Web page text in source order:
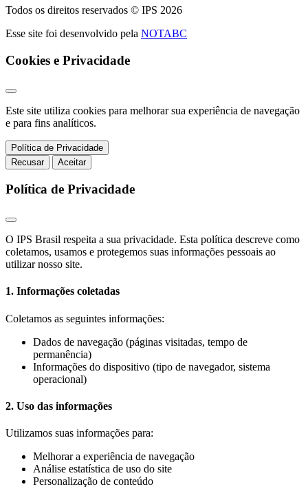
Todos os direitos reservados © IPS 2026
Esse site foi desenvolvido pela NOTABC
Cookies e Privacidade
Este site utiliza cookies para melhorar sua experiência de navegação
e para fins analíticos.
Política de Privacidade
Recusar
Aceitar
Política de Privacidade
O IPS Brasil respeita a sua privacidade. Esta política descreve como
coletamos, usamos e protegemos suas informações pessoais ao
utilizar nosso site.
1. Informações coletadas
Coletamos as seguintes informações:
Dados de navegação (páginas visitadas, tempo de
permanência)
Informações do dispositivo (tipo de navegador, sistema
operacional)
2. Uso das informações
Utilizamos suas informações para:
Melhorar a experiência de navegação
Análise estatística de uso do site
Personalização de conteúdo